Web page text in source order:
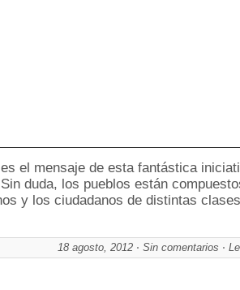
el mensaje de esta fantástica
duda, los pueblos están
y los ciudadanos de distintas clases
18 agosto, 2012 Sin comentarios